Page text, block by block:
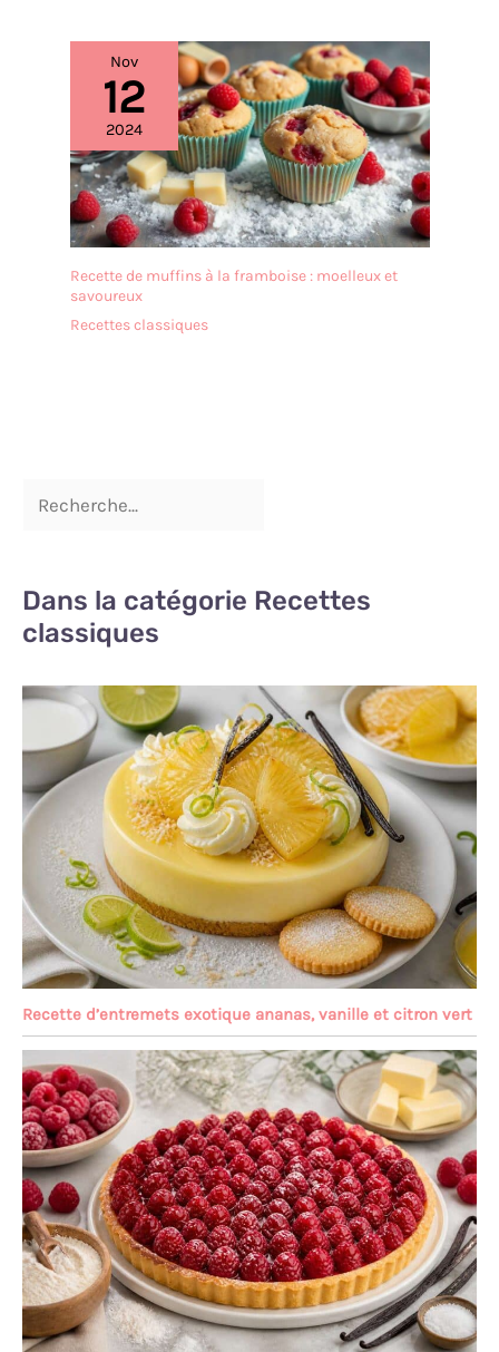
Nov
12
2024
Recette de muffins à la framboise : moelleux et
savoureux
Recettes classiques
Dans la catégorie Recettes
classiques
Recette d’entremets exotique ananas, vanille et citron vert